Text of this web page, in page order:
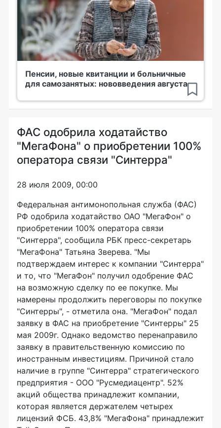
Пенсии, новые квитанции и больничные
для самозанятых: нововведения августа
ФАС одобрила ходатайство
"МегаФона" о приобретении 100%
оператора связи "Синтерра"
28 июля 2009, 00:00
Федеральная антимонопольная служба (ФАС)
РФ одобрила ходатайство ОАО "МегаФон" о
приобретении 100% оператора связи
"Синтерра", сообщила РБК пресс-секретарь
"МегаФона" Татьяна Зверева. "Мы
подтверждаем интерес к компании "Синтерра"
и то, что "МегаФон" получил одобрение ФАС
на возможную сделку по ее покупке. Мы
намерены продолжить переговоры по покупке
"Синтерры", - отметила она. "МегаФон" подал
заявку в ФАС на приобретение "Синтерры" 25
мая 2009г. Однако ведомство перенаправило
заявку в правительственную комиссию по
иностранным инвестициям. Причиной стало
наличие в группе "Синтерра" стратегического
предприятия - ООО "Русмедиацентр". 52%
акций общества принадлежит компании,
которая является держателем четырех
лицензий ФСБ. 43,8% "МегаФона" принадлежит